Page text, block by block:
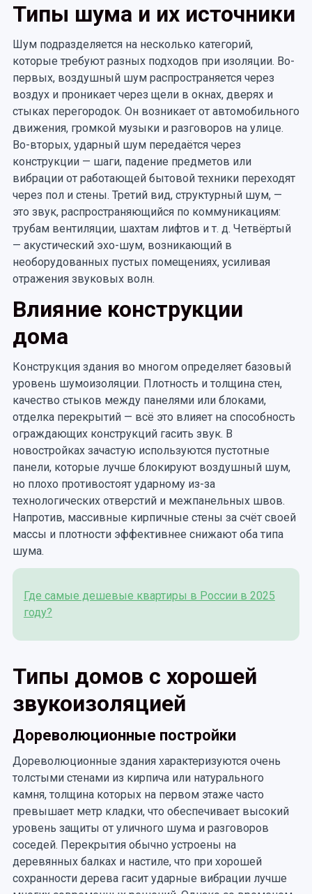
Типы шума и их источники
Шум подразделяется на несколько категорий,
которые требуют разных подходов при изоляции. Во-
первых, воздушный шум распространяется через
воздух и проникает через щели в окнах, дверях и
стыках перегородок. Он возникает от автомобильного
движения, громкой музыки и разговоров на улице.
Во-вторых, ударный шум передаётся через
конструкции — шаги, падение предметов или
вибрации от работающей бытовой техники переходят
через пол и стены. Третий вид, структурный шум, —
это звук, распространяющийся по коммуникациям:
трубам вентиляции, шахтам лифтов и т. д. Четвёртый
— акустический эхо-шум, возникающий в
необорудованных пустых помещениях, усиливая
отражения звуковых волн.
Влияние конструкции
дома
Конструкция здания во многом определяет базовый
уровень шумоизоляции. Плотность и толщина стен,
качество стыков между панелями или блоками,
отделка перекрытий — всё это влияет на способность
ограждающих конструкций гасить звук. В
новостройках зачастую используются пустотные
панели, которые лучше блокируют воздушный шум,
но плохо противостоят ударному из-за
технологических отверстий и межпанельных швов.
Напротив, массивные кирпичные стены за счёт своей
массы и плотности эффективнее снижают оба типа
шума.
Где самые дешевые квартиры в России в 2025
году?
Типы домов с хорошей
звукоизоляцией
Дореволюционные постройки
Дореволюционные здания характеризуются очень
толстыми стенами из кирпича или натурального
камня, толщина которых на первом этаже часто
превышает метр кладки, что обеспечивает высокий
уровень защиты от уличного шума и разговоров
соседей. Перекрытия обычно устроены на
деревянных балках и настиле, что при хорошей
сохранности дерева гасит ударные вибрации лучше